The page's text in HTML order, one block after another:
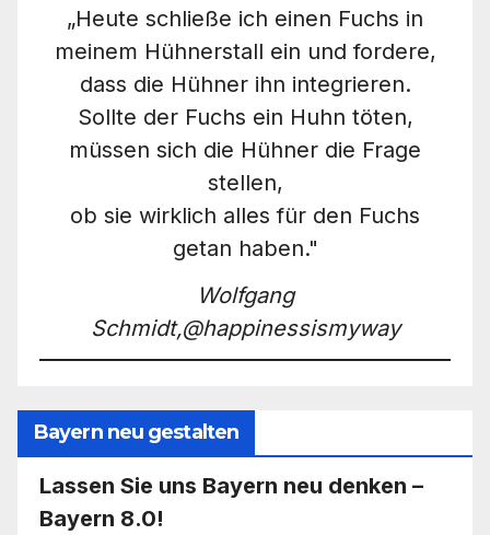
„Heute schließe ich einen Fuchs in
meinem Hühnerstall ein und fordere,
dass die Hühner ihn integrieren.
Sollte der Fuchs ein Huhn töten,
müssen sich die Hühner die Frage
stellen,
ob sie wirklich alles für den Fuchs
getan haben."
Wolfgang
Schmidt,@happinessismyway
Bayern neu gestalten
Lassen Sie uns Bayern neu denken –
Bayern 8.0!